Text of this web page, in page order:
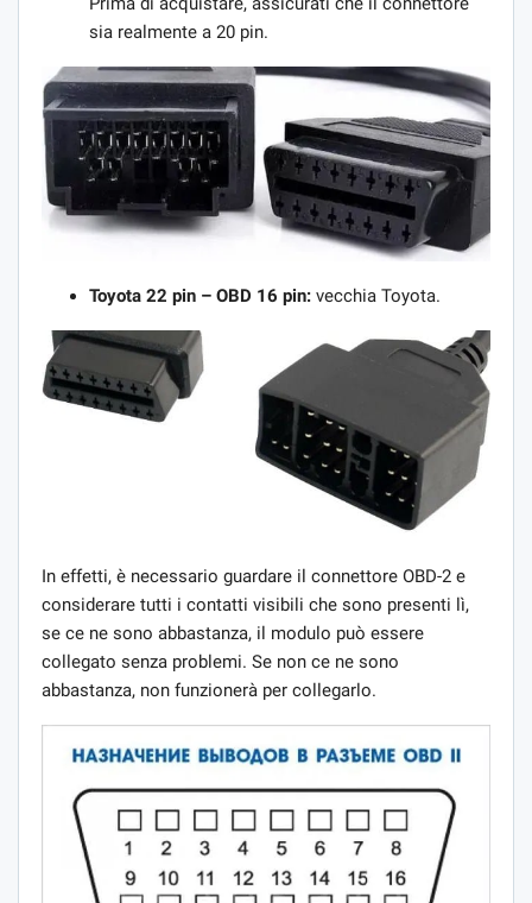
sia realmente a 20 pin.
Toyota 22 pin – OBD 16 pin: vecchia Toyota.
In effetti, è necessario guardare il connettore OBD-2 e
considerare tutti i contatti visibili che sono presenti lì,
se ce ne sono abbastanza, il modulo può essere
collegato senza problemi. Se non ce ne sono
abbastanza, non funzionerà per collegarlo.